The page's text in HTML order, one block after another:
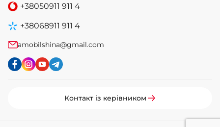
+38050911 911 4
+38068911 911 4
amobilshina@gmail.com
Контакт із керівником